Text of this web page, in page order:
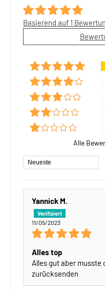
Basierend auf 1
Alle
Sort by
Yannick M.
11/05/2023
Alles top
Alles gut aber musste
zurücksenden